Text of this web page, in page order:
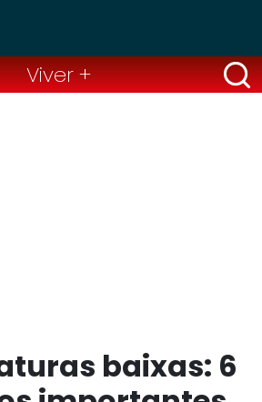
Viver +
baixas: 6